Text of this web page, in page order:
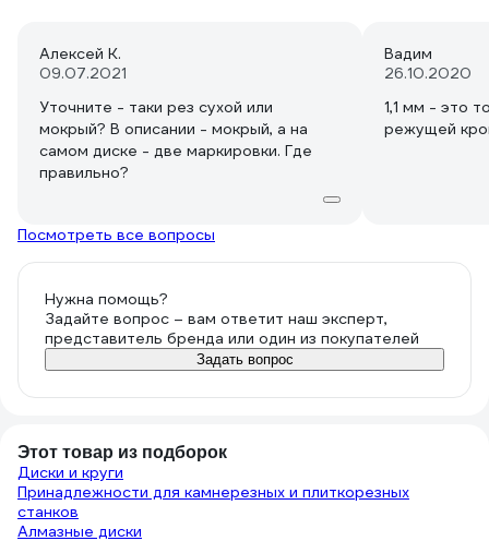
Алексей К.
09.07.2021
Уточните - таки рез сухой или
мокрый? В описании - мокрый, а на
самом диске - две маркировки. Где
правильно?
Вадим
26.10.2020
1,1 мм - это
режущей
Посмотреть все вопросы
Нужна помощь?
Задайте вопрос – вам ответит наш эксперт,
представитель бренда или один из покупателей
Задать вопрос
Этот товар из подборок
Диски и круги
Принадлежности для камнерезных и плиткорезных
станков
Алмазные диски